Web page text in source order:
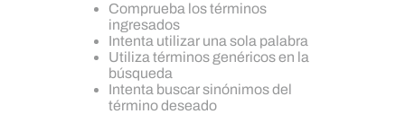
Comprueba los términos
ingresados
Intenta utilizar una sola palabra
Utiliza términos genéricos en la
búsqueda
Intenta buscar sinónimos del
término deseado